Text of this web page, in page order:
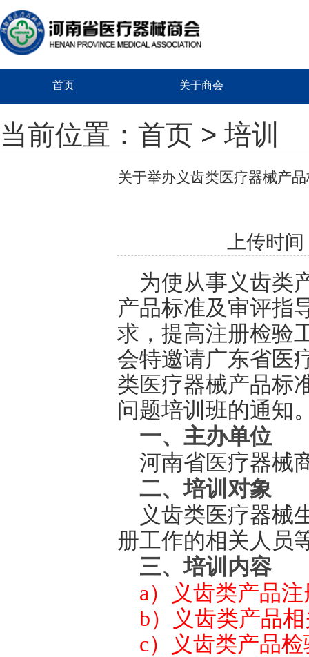
首页 关于商会
当前位置： 首页 > 培训
关于举办义齿类医疗器械产
上传时
为使从事义齿类
产品标准及 审评指
求 ，提高注册检验
会特邀请广东省医
类医疗器械产品标
问题培训班的通知
一、主办单位
河南省医疗器械
二、培训对象
义齿类医疗器械
册工作的相关人员
三、培训内容
a）义齿类产品
b）义齿类产品
c）义齿类产品